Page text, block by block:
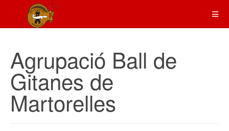
Agrupació Ball de
Gitanes de
Martorelles